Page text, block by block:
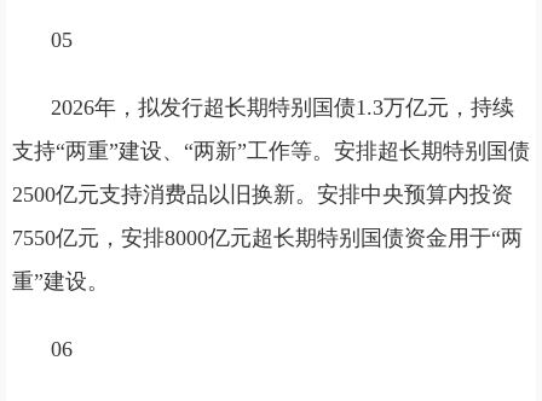
05
2026年，拟发行超长期特别国债1.3万亿元，持续
支持“两重”建设、“两新”工作等。安排超长期特别国债
2500亿元支持消费品以旧换新。安排中央预算内投资
7550亿元，安排8000亿元超长期特别国债资金用于“两
重”建设。
06